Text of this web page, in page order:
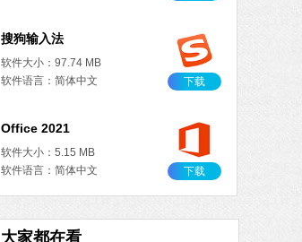
搜狗输入法
软件大小：97.74 MB
软件语言：简体中文
下载
Office 2021
软件大小：5.15 MB
软件语言：简体中文
下载
大家都在看